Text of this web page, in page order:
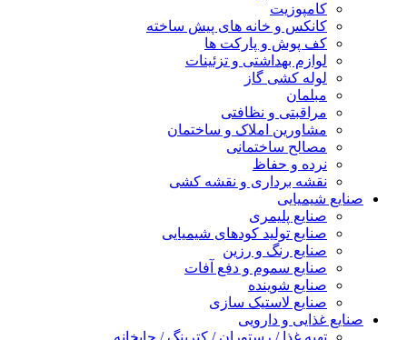
کامپوزیت
کانکس و خانه های پیش ساخته
کف پوش و پارکت ها
لوازم بهداشتی و تزئینات
لوله کشی گاز
مبلمان
مراقبتی و نظافتی
مشاورین املاک و ساختمان
مصالح ساختمانی
نرده و حفاظ
نقشه برداری و نقشه کشی
صنایع شیمیایی
صنایع پلیمری
صنایع تولید کودهای شیمیایی
صنایع رنگ و رزین
صنایع سموم و دفع آفات
صنایع شوینده
صنایع لاستیک سازی
صنایع غذایی و دارویی
تهیه غذا / رستوران / کترینگ / چایخانه